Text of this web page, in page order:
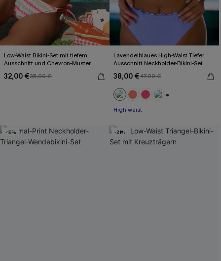
Low-Waist Bikini-Set mit tiefem
Ausschnitt und Chevron-Muster
32,00 €35,00 €
Lavendelblaues High-Waist Tiefer
Ausschnitt Neckholder-Bikini-Set
38,00 €47,00 €
High waist
-19% -21%